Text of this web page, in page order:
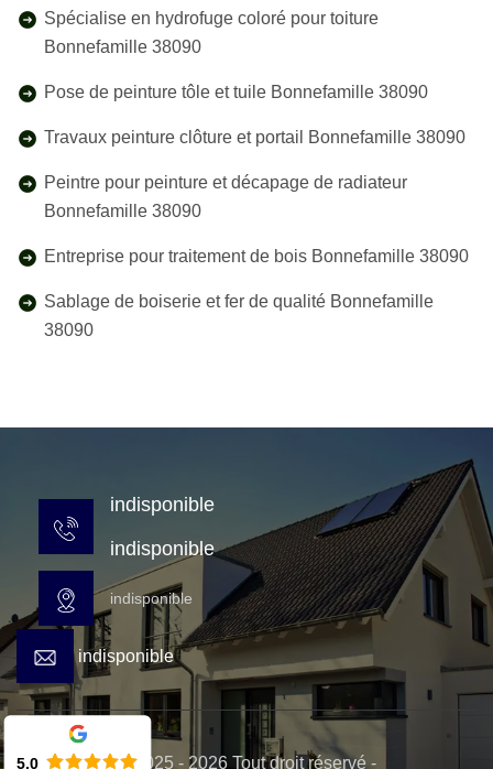
Spécialise en hydrofuge coloré pour toiture
Bonnefamille 38090
Pose de peinture tôle et tuile Bonnefamille 38090
Travaux peinture clôture et portail Bonnefamille 38090
Peintre pour peinture et décapage de radiateur
Bonnefamille 38090
Entreprise pour traitement de bois Bonnefamille 38090
Sablage de boiserie et fer de qualité Bonnefamille
38090
indisponible
indisponible
indisponible
indisponible
© 2025 - 2026 Tout droit réservé -
5.0